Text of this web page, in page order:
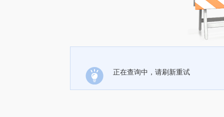
正在查询中，请刷新重试